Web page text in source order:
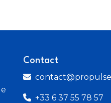
Contact
+33 6 37 55 78 57